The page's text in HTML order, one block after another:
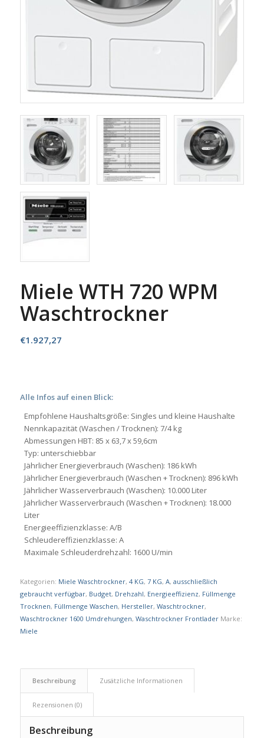
Miele WTH 720 WPM
Waschtrockner
€1.927,27
Alle Infos auf einen Blick:
Empfohlene Haushaltsgröße: Singles und kleine Haushalte
Nennkapazität (Waschen / Trocknen): 7/4 kg
Abmessungen HBT: 85 x 63,7 x 59,6cm
Typ: unterschiebbar
Jährlicher Energieverbrauch (Waschen): 186 kWh
Jährlicher Energieverbrauch (Waschen + Trocknen): 896 kWh
Jährlicher Wasserverbrauch (Waschen): 10.000 Liter
Jährlicher Wasserverbrauch (Waschen + Trocknen): 18.000
Liter
Energieeffizienzklasse: A/B
Schleudereffizienzklasse: A
Maximale Schleuderdrehzahl: 1600 U/min
Kategorien: Miele Waschtrockner, 4 KG, 7 KG, A, ausschließlich
gebraucht verfügbar, Budget, Drehzahl, Energieeffizienz, Füllmenge
Trocknen, Füllmenge Waschen, Hersteller, Waschtrockner,
Waschtrockner 1600 Umdrehungen, Waschtrockner Frontlader Marke:
Miele
Beschreibung Zusätzliche Informationen
Rezensionen (0)
Beschreibung